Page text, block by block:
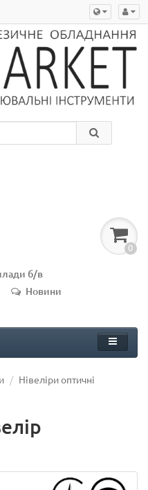
0
б/в
Новини
Нівеліри оптичні